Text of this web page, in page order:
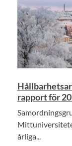
rapport för
årliga...